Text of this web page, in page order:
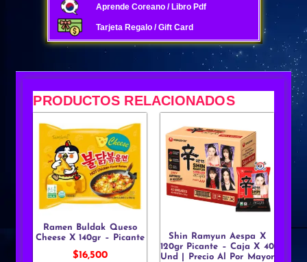
Aprende Coreano / Libro Pdf
Tarjeta Regalo / Gift Card
PRODUCTOS RELACIONADOS
Ramen Buldak Queso
Cheese X 140gr – Picante
$16,500
Shin Ramyun Aespa X
120gr Picante – Caja X 40
Und | Precio Al Por Mayor